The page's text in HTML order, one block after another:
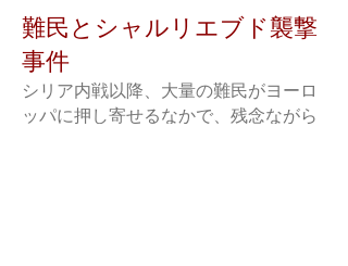
難民とシャルリエブド襲撃
事件
シリア内戦以降、大量の難民がヨーロ
ッパに押し寄せるなかで、残念ながら